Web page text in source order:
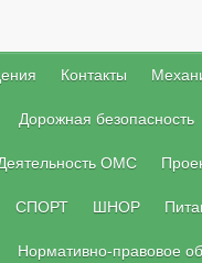
Контакты
Дорожная безопасность
ОМС
СПОРТ ШНОР
Нормативно-правовое